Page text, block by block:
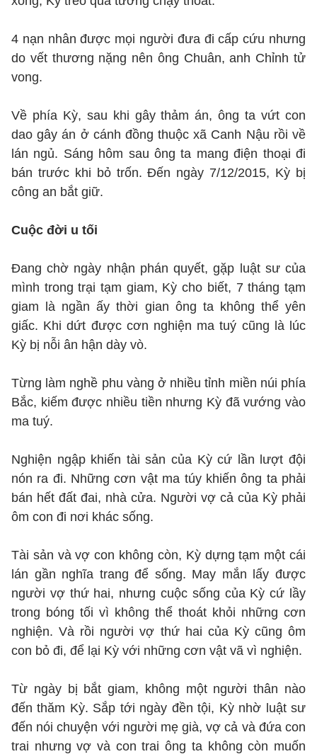
4 nạn nhân được mọi người đưa đi cấp cứu nhưng
do vết thương nặng nên ông Chuân, anh Chỉnh tử
vong.
Về phía Kỳ, sau khi gây thảm án, ông ta vứt con
dao gây án ở cánh đồng thuộc xã Canh Nậu rồi về
lán ngủ. Sáng hôm sau ông ta mang điện thoại đi
bán trước khi bỏ trốn. Đến ngày 7/12/2015, Kỳ bị
công an bắt giữ.
Cuộc đời u tối
Đang chờ ngày nhận phán quyết, gặp luật sư của
mình trong trại tạm giam, Kỳ cho biết, 7 tháng tạm
giam là ngần ấy thời gian ông ta không thể yên
giấc. Khi dứt được cơn nghiện ma tuý cũng là lúc
Kỳ bị nỗi ân hận dày vò.
Từng làm nghề phu vàng ở nhiều tỉnh miền núi phía
Bắc, kiếm được nhiều tiền nhưng Kỳ đã vướng vào
ma tuý.
Nghiện ngập khiến tài sản của Kỳ cứ lần lượt đội
nón ra đi. Những cơn vật ma túy khiến ông ta phải
bán hết đất đai, nhà cửa. Người vợ cả của Kỳ phải
ôm con đi nơi khác sống.
Tài sản và vợ con không còn, Kỳ dựng tạm một cái
lán gần nghĩa trang để sống. May mắn lấy được
người vợ thứ hai, nhưng cuộc sống của Kỳ cứ lầy
trong bóng tối vì không thể thoát khỏi những cơn
nghiện. Và rồi người vợ thứ hai của Kỳ cũng ôm
con bỏ đi, để lại Kỳ với những cơn vật vã vì nghiện.
Từ ngày bị bắt giam, không một người thân nào
đến thăm Kỳ. Sắp tới ngày đền tội, Kỳ nhờ luật sư
đến nói chuyện với người mẹ già, vợ cả và đứa con
trai nhưng vợ và con trai ông ta không còn muốn